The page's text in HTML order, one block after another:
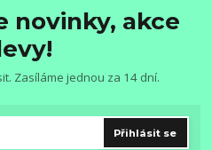
novinky, akce
Zasíláme jednou za 14 dní.
Přihlásit se